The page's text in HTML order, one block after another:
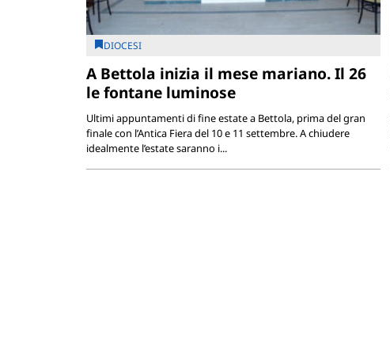
DIOCESI
A Bettola inizia il mese mariano. Il 26
le fontane luminose
Ultimi appuntamenti di fine estate a Bettola, prima del gran
finale con l’Antica Fiera del 10 e 11 settembre. A chiudere
idealmente l’estate saranno i...